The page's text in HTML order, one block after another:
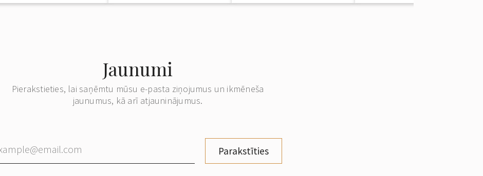
Jaunumi
Pierakstieties, lai saņēmtu mūsu e-pasta ziņojumus un ikmēneša
jaunumus, kā arī atjauninājumus.
Parakstīties